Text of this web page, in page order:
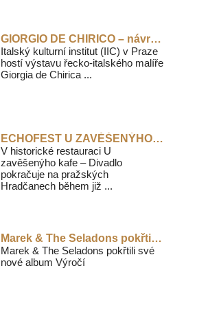
GIORGIO DE CHIRICO – návrat magického umělce do Prahy
Italský kulturní institut (IIC) v Praze
hostí výstavu řecko-italského malíře
Giorgia de Chirica ...
ECHOFEST U ZAVĚŠENÝHO KAFE 2026
V historické restauraci U
zavěšenýho kafe – Divadlo
pokračuje na pražských
Hradčanech během již ...
Marek & The Seladons pokřtili své nové album Výročí
Marek & The Seladons pokřtili své
nové album Výročí